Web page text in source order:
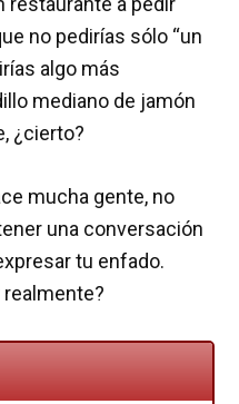
no pedirías sólo “un
algo más
mediano de jamón
¿cierto?
mucha gente, no
una conversación
tu enfado.